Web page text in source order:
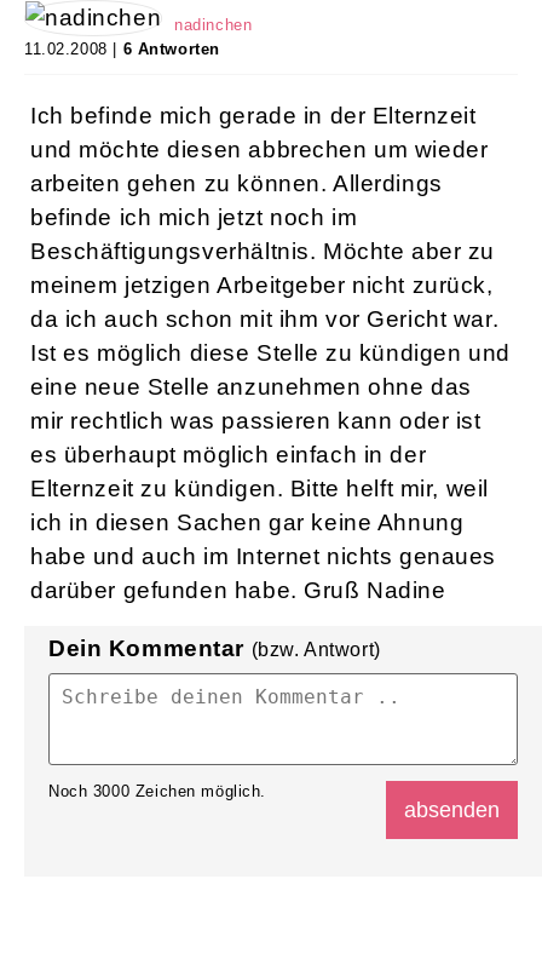
nadinchen
11.02.2008 | 6 Antworten
Ich befinde mich gerade in der Elternzeit
und möchte diesen abbrechen um wieder
arbeiten gehen zu können. Allerdings
befinde ich mich jetzt noch im
Beschäftigungsverhältnis. Möchte aber zu
meinem jetzigen Arbeitgeber nicht zurück,
da ich auch schon mit ihm vor Gericht war.
Ist es möglich diese Stelle zu kündigen und
eine neue Stelle anzunehmen ohne das
mir rechtlich was passieren kann oder ist
es überhaupt möglich einfach in der
Elternzeit zu kündigen. Bitte helft mir, weil
ich in diesen Sachen gar keine Ahnung
habe und auch im Internet nichts genaues
darüber gefunden habe. Gruß Nadine
Dein Kommentar (bzw. Antwort)
Noch 3000 Zeichen möglich.